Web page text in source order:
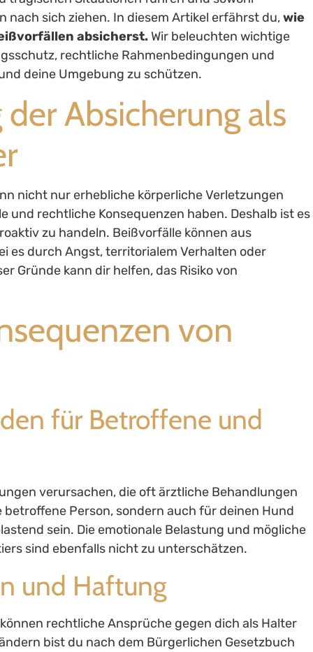
nach sich ziehen. In diesem Artikel erfährst du,wie
absicherst. Wir beleuchten wichtige
rechtliche Rahmenbedingungen und
deine Umgebung zu schützen.
Absicherung als
nicht nur erhebliche körperliche Verletzungen
und rechtliche Konsequenzen haben. Deshalb ist es
zu handeln. Beißvorfälle können aus
es durch Angst, territorialem Verhalten oder
Gründe kann dir helfen, das Risiko von
von
für Betroffene und
verursachen, die oft ärztliche Behandlungen
Person, sondern auch für deinen Hund
sein. Die emotionale Belastung und mögliche
sind ebenfalls nicht zu unterschätzen.
und Haftung
rechtliche Ansprüche gegen dich als Halter
bist du nach dem Bürgerlichen Gesetzbuch